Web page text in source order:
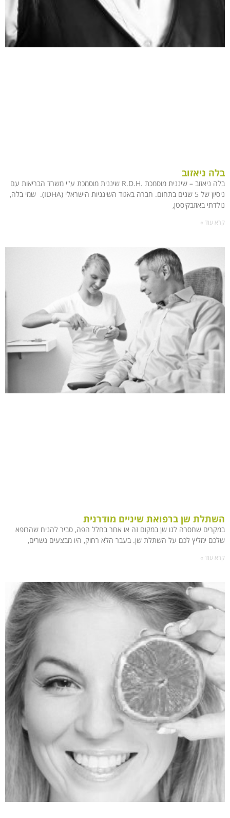
בלה ניאזוב
בלה ניאזוב – שיננית מוסמכת .R.D.H שיננית מוסמכת ע"י משרד הבריאות עם
ניסיון של 5 שנים בתחום. חברה באגוד השינניות הישראלי (IDHA). שמי בלה,
נולדתי באוזבקיסטן,
קרא עוד »
השתלת שן ברפואת שיניים מודרנית
במקרים שחסרה לנו שן במקום זה או אחר בחלל הפה, סביר להניח שהרופא
שלכם ימליץ לכם על השתלת שן. בעבר הלא רחוק, היו מבצעים גשרים,
קרא עוד »